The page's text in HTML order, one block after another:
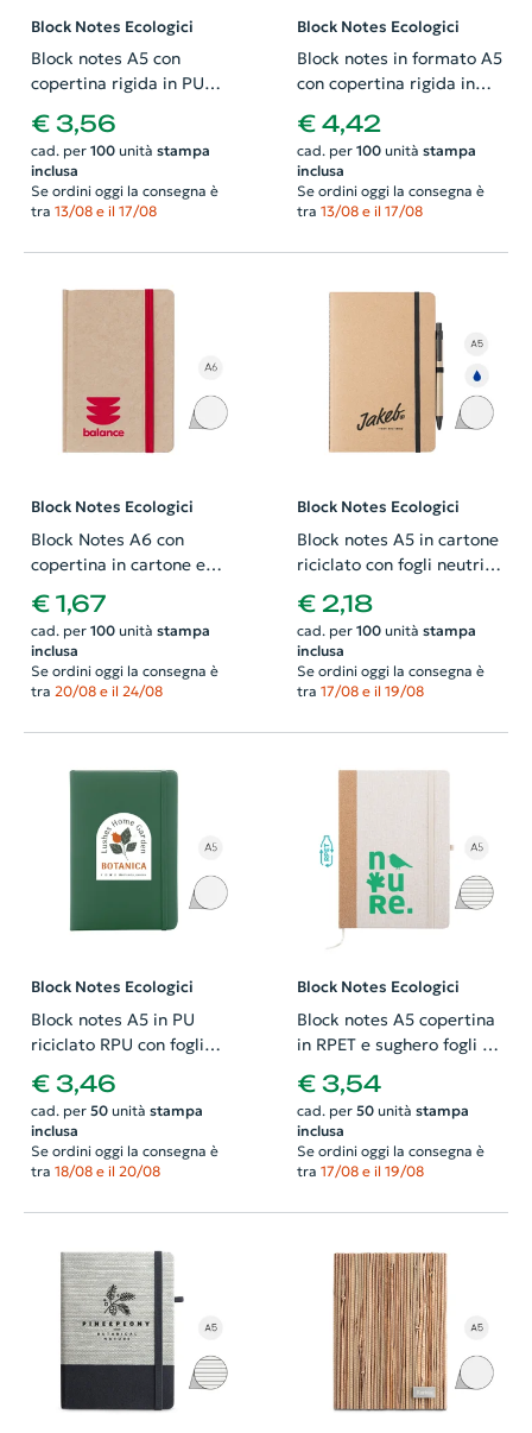
Block Notes Ecologici
Block notes A5 con
copertina rigida in PU
carta riciclata
€ 3,56
cad. per 100unità stampa
inclusa
Se ordini oggi la consegna è
tra 13/08 e il 17/08
Block Notes Ecologici
Block notes in formato A5
con copertina rigida in
righe in carta riciclata
€ 4,42
cad. per 100unità stampa
inclusa
Se ordini oggi la consegna è
tra 13/08 e il 17/08
Block Notes Ecologici
Block Notes A6 con
copertina in cartone e
fogli neutri
€ 1,67
cad. per 100unità stampa
inclusa
Se ordini oggi la consegna è
tra 20/08 e il 24/08
Block Notes Ecologici
Block notes A5 in cartone
riciclato con fogli neutri e
penna a sfera refill blu
€ 2,18
cad. per 100unità stampa
inclusa
Se ordini oggi la consegna è
tra 17/08 e il 19/08
Block Notes Ecologici
Block notes A5 in PU
riciclato RPU con fogli
neutri in carta riciclata
€ 3,46
cad. per 50unità stampa
inclusa
Se ordini oggi la consegna è
tra 18/08 e il 20/08
Block Notes Ecologici
Block notes A5 copertina
in RPET e sughero fogli a
righe in carta riciclata
€ 3,54
cad. per 50unità stampa
inclusa
Se ordini oggi la consegna è
tra 17/08 e il 19/08